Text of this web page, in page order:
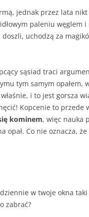
jednak przez lata
paleniu węglem
uchodzą za
sąsiad traci
tym samym opałem,
i to jest gorsza
Kopcenie to przede
kominem, więc nauka
opał. Co nie oznacza,
w twoje okna
zabrać?